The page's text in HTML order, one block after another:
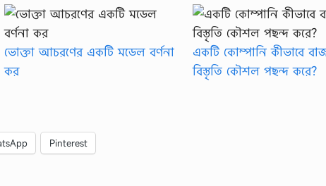
ভোক্তা আচরণের একটি মডেল বর্ণনা
কর
একটি কোম্পানি কীভাবে
বিস্তৃতি কৌশল পছন্দ করে?
Pinterest